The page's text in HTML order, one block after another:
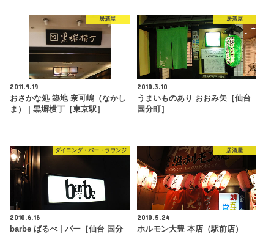
居酒屋
2011.9.19
おさかな処 築地 奈可嶋（なかし
ま） | 黒塀横丁［東京駅］
居酒屋
2010.3.10
うまいものあり おおみ矢［仙台
国分町］
ダイニング・バー・ラウンジ
2010.6.16
barbe ばるべ | バー［仙台 国分
居酒屋
2010.5.24
ホルモン大豊 本店（駅前店）